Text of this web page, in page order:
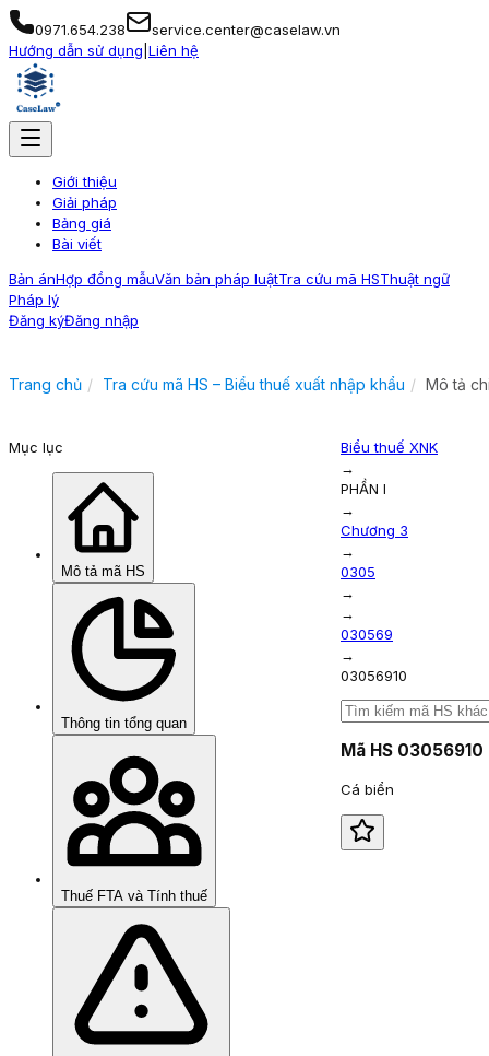
0971.654.238
service.center@caselaw.vn
Hướng dẫn sử dụng Liên hệ
Giới thiệu
Giải pháp
Bảng giá
Bài viết
Bản ánHợp đồng mẫuVăn bản pháp luậtTra cứu mã HSThuật ngữ
Pháp lý
Đăng kýĐăng nhập
Trang chủ Tra cứu mã HS – Biểu thuế xuất nhập khẩu Mô tả
Mục lục
Mô tả mã HS
Thông tin tổng quan
Thuế FTA và Tính thuế
Biểu thuế XNK
→
PHẦN I
→
Chương 3
→
0305
→
→
030569
→
03056910
Mã HS 03056910
Cá biển